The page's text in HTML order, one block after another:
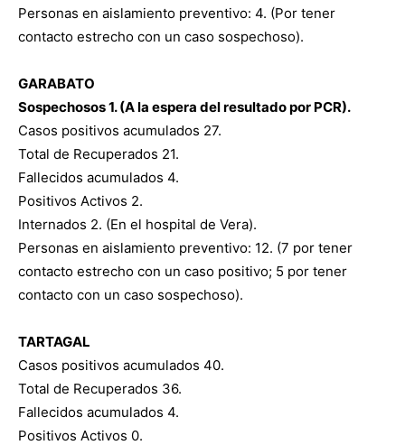
Personas en aislamiento preventivo: 4. (Por tener
contacto estrecho con un caso sospechoso).
GARABATO
Sospechosos 1. (A la espera del resultado por PCR).
Casos positivos acumulados 27.
Total de Recuperados 21.
Fallecidos acumulados 4.
Positivos Activos 2.
Internados 2. (En el hospital de Vera).
Personas en aislamiento preventivo: 12. (7 por tener
contacto estrecho con un caso positivo; 5 por tener
contacto con un caso sospechoso).
TARTAGAL
Casos positivos acumulados 40.
Total de Recuperados 36.
Fallecidos acumulados 4.
Positivos Activos 0.